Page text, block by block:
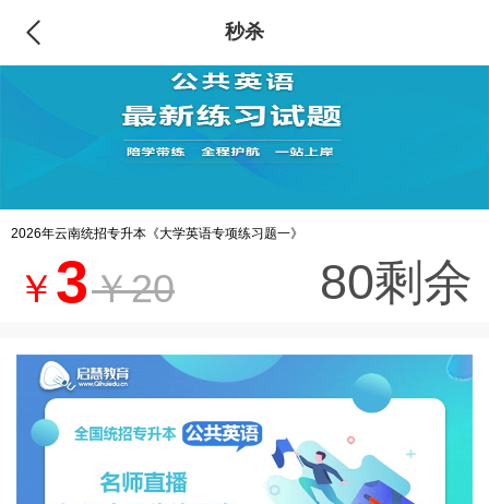
秒杀
2026年云南统招专升本《大学英语专项练习题一》
￥ 3￥20 80剩余